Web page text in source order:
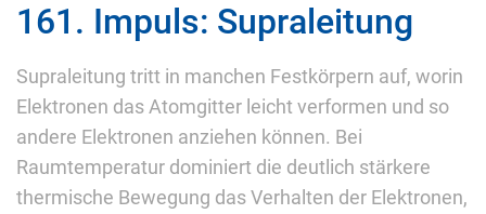
161. Impuls: Supraleitung
Supraleitung tritt in manchen Festkörpern auf, worin
Elektronen das Atomgitter leicht verformen und so
andere Elektronen anziehen können. Bei
Raumtemperatur dominiert die deutlich stärkere
thermische Bewegung das Verhalten der Elektronen,